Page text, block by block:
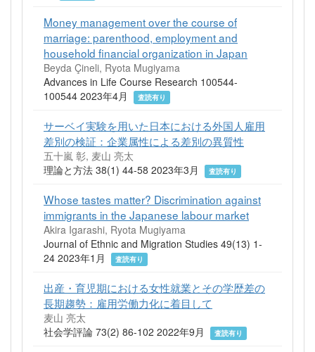
Money management over the course of
marriage: parenthood, employment and
household financial organization in Japan
Beyda Çineli, Ryota Mugiyama
Advances in Life Course Research 100544-
100544 2023年4月
査読有り
サーベイ実験を用いた日本における外国人雇用
差別の検証：企業属性による差別の異質性
五十嵐 彰, 麦山 亮太
理論と方法 38(1) 44-58 2023年3月
査読有り
Whose tastes matter? Discrimination against
immigrants in the Japanese labour market
Akira Igarashi, Ryota Mugiyama
Journal of Ethnic and Migration Studies 49(13) 1-
24 2023年1月
査読有り
出産・育児期における女性就業とその学歴差の
長期趨勢：雇用労働力化に着目して
麦山 亮太
社会学評論 73(2) 86-102 2022年9月
査読有り